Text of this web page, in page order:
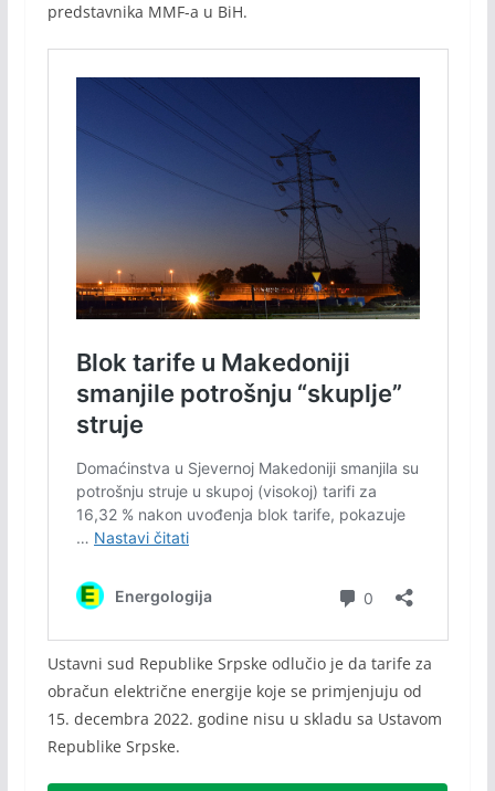
predstavnika MMF-a u BiH.
Ustavni sud Republike Srpske odlučio je da tarife za
obračun električne energije koje se primjenjuju od
15. decembra 2022. godine nisu u skladu sa Ustavom
Republike Srpske.